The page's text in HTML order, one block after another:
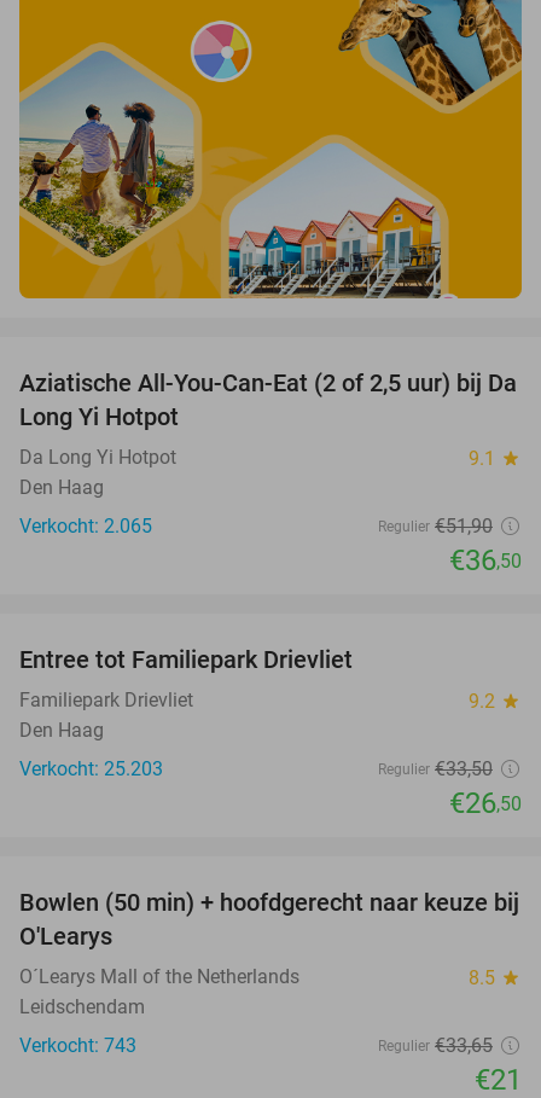
30%
Aziatische All-You-Can-Eat (2 of 2,5 uur) bij Da
Long Yi Hotpot
Da Long Yi Hotpot 9.1 star
Den Haag
Verkocht: 2.065
Regulier €51,90
€36,50
Entree tot Familiepark Drievliet
Familiepark Drievliet 9.2 star
Den Haag
Verkocht: 25.203
Regulier €33,50
€26,50
38%
Bowlen (50 min) + hoofdgerecht naar keuze bij
O'Learys
O´Learys Mall of the Netherlands 8.5 star
Leidschendam
Verkocht: 743
Regulier €33,65
€21